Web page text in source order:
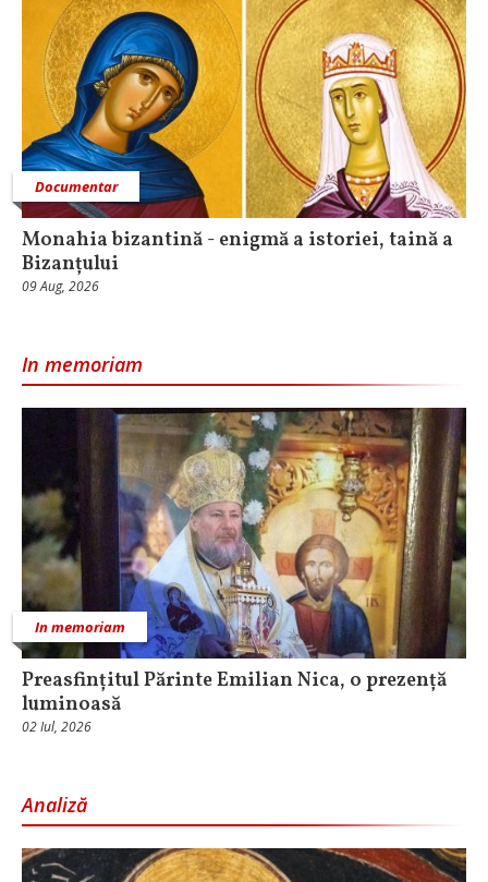
Documentar
Monahia bizantină - enigmă a istoriei, taină a
Bizanțului
09 Aug, 2026
In memoriam
In memoriam
Preasfințitul Părinte Emilian Nica, o prezență
luminoasă
02 Iul, 2026
Analiză